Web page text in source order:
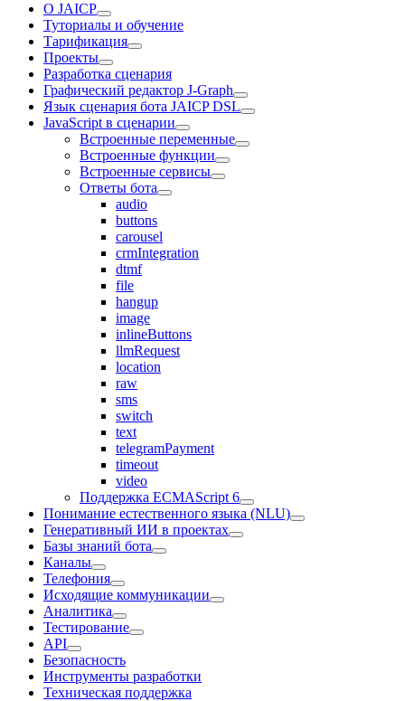
О JAICP
Туториалы и обучение
Тарификация
Проекты
Разработка сценария
Графический редактор J‑Graph
Язык сценария бота JAICP DSL
JavaScript в сценарии
Встроенные переменные
Встроенные функции
Встроенные сервисы
Ответы бота
audio
buttons
carousel
crmIntegration
dtmf
file
hangup
image
inlineButtons
llmRequest
location
raw
sms
switch
text
telegramPayment
timeout
video
Поддержка ECMAScript 6
Понимание естественного языка (NLU)
Генеративный ИИ в проектах
Базы знаний бота
Каналы
Телефония
Исходящие коммуникации
Аналитика
Тестирование
API
Безопасность
Инструменты разработки
Техническая поддержка